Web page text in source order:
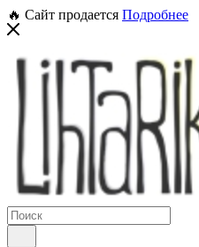
🔥 Сайт продается Подробнее